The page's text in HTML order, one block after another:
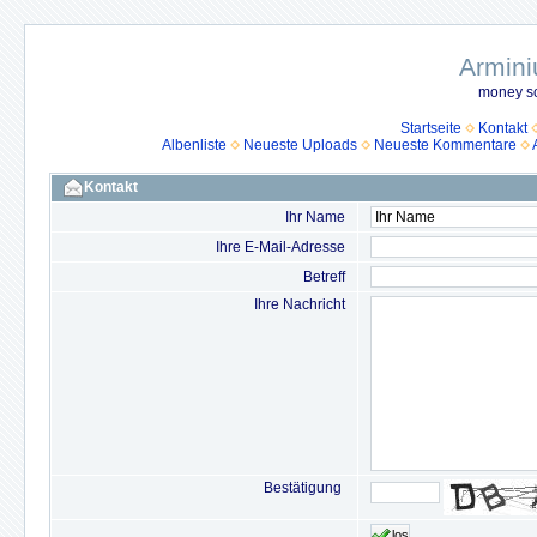
money
Startseite
Kontakt
Albenliste
Neueste Uploads Neueste Kommentare
Kontakt
Ihr Name
Ihre E-Mail-Adresse
Betreff
Ihre Nachricht
Bestätigung